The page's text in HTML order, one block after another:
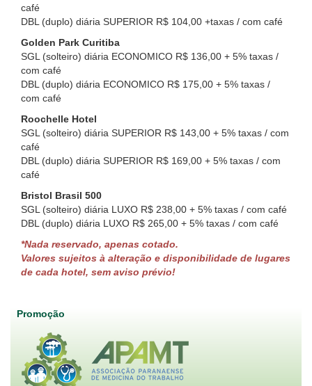
café
DBL (duplo) diária SUPERIOR R$ 104,00 +taxas / com café
Golden Park Curitiba
SGL (solteiro) diária ECONOMICO R$ 136,00 + 5% taxas /
com café
DBL (duplo) diária ECONOMICO R$ 175,00 + 5% taxas /
com café
Roochelle Hotel
SGL (solteiro) diária SUPERIOR R$ 143,00 + 5% taxas / com
café
DBL (duplo) diária SUPERIOR R$ 169,00 + 5% taxas / com
café
Bristol Brasil 500
SGL (solteiro) diária LUXO R$ 238,00 + 5% taxas / com café
DBL (duplo) diária LUXO R$ 265,00 + 5% taxas / com café
*Nada reservado, apenas cotado.
Valores sujeitos à alteração e disponibilidade de lugares
de cada hotel, sem aviso prévio!
Promoção